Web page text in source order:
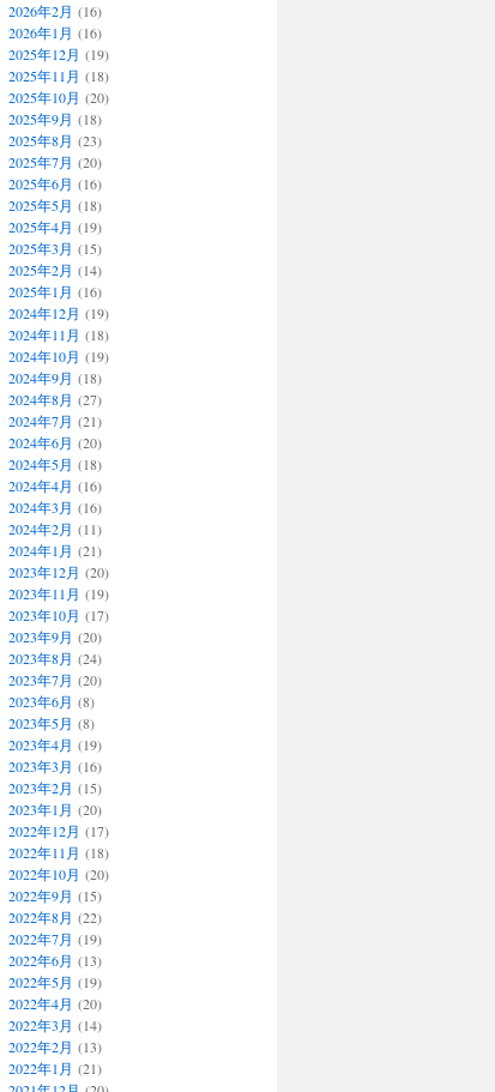
2026年2月 (16)
2026年1月 (16)
2025年12月 (19)
2025年11月 (18)
2025年10月 (20)
2025年9月 (18)
2025年8月 (23)
2025年7月 (20)
2025年6月 (16)
2025年5月 (18)
2025年4月 (19)
2025年3月 (15)
2025年2月 (14)
2025年1月 (16)
2024年12月 (19)
2024年11月 (18)
2024年10月 (19)
2024年9月 (18)
2024年8月 (27)
2024年7月 (21)
2024年6月 (20)
2024年5月 (18)
2024年4月 (16)
2024年3月 (16)
2024年2月 (11)
2024年1月 (21)
2023年12月 (20)
2023年11月 (19)
2023年10月 (17)
2023年9月 (20)
2023年8月 (24)
2023年7月 (20)
2023年6月 (8)
2023年5月 (8)
2023年4月 (19)
2023年3月 (16)
2023年2月 (15)
2023年1月 (20)
2022年12月 (17)
2022年11月 (18)
2022年10月 (20)
2022年9月 (15)
2022年8月 (22)
2022年7月 (19)
2022年6月 (13)
2022年5月 (19)
2022年4月 (20)
2022年3月 (14)
2022年2月 (13)
2022年1月 (21)